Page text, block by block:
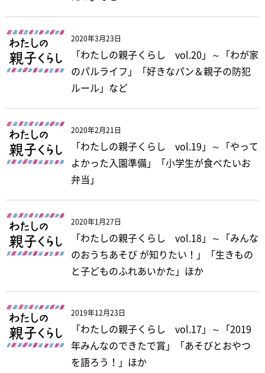
2020年3月23日
「わたしの親子くらし vol.20」～「わが家
のパルライフ」「好きなパン＆親子の防犯
ルール」など
2020年2月21日
「わたしの親子くらし vol.19」～「やって
よかった入園準備」「小学生が食べたいお
弁当」
2020年1月27日
「わたしの親子くらし vol.18」～「みんな
のおうちあそび が知りたい！」「生きもの
と子どものふれあいかた」ほか
2019年12月23日
「わたしの親子くらし vol.17」～「2019
年みんなのできたで賞」「あそびとおやつ
を語ろう！」ほか